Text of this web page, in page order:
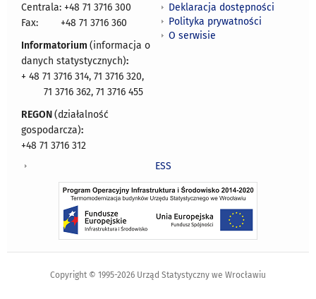
Centrala: +48 71 3716 300
Fax:
+48 71 3716 360
Informatorium (informacja o
danych statystycznych):
+ 48 71 3716 314, 71 3716 320,
71 3716 362, 71 3716 455
REGON(działalność
gospodarcza):
+48 71 3716 312
Deklaracja dostępności
Polityka prywatności
O serwisie
ESS
Copyright © 1995-2026 Urząd Statystyczny we Wrocławiu